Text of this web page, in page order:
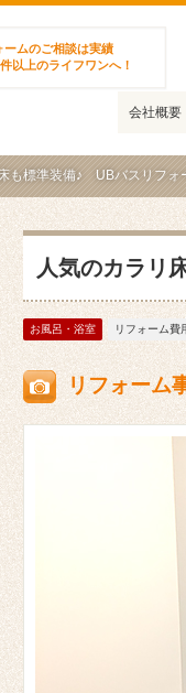
ームのご相談は実績
以上のライフワンへ！
会社概要
も標準装備♪ UBバスリフ
人気のカラ
お風呂・浴室 リフォーム費
リフォーム